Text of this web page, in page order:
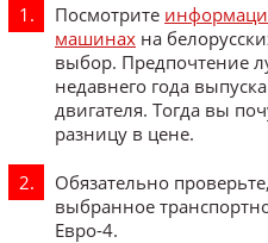
Посмотрите
машинах на
выбор. Предпочтение
недавнего года
двигателя. Тогда вы
разницу в цене.
Обязательно
выбранное
Евро-4.